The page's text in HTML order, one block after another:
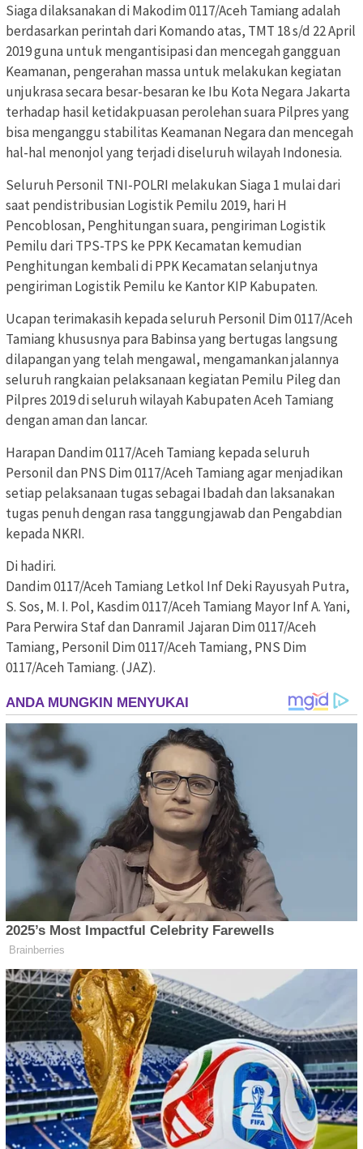
Siaga dilaksanakan di Makodim 0117/Aceh Tamiang adalah
berdasarkan perintah dari Komando atas, TMT 18 s/d 22 April
2019 guna untuk mengantisipasi dan mencegah gangguan
Keamanan, pengerahan massa untuk melakukan kegiatan
unjukrasa secara besar-besaran ke Ibu Kota Negara Jakarta
terhadap hasil ketidakpuasan perolehan suara Pilpres yang
bisa menganggu stabilitas Keamanan Negara dan mencegah
hal-hal menonjol yang terjadi diseluruh wilayah Indonesia.
Seluruh Personil TNI-POLRI melakukan Siaga 1 mulai dari
saat pendistribusian Logistik Pemilu 2019, hari H
Pencoblosan, Penghitungan suara, pengiriman Logistik
Pemilu dari TPS-TPS ke PPK Kecamatan kemudian
Penghitungan kembali di PPK Kecamatan selanjutnya
pengiriman Logistik Pemilu ke Kantor KIP Kabupaten.
Ucapan terimakasih kepada seluruh Personil Dim 0117/Aceh
Tamiang khususnya para Babinsa yang bertugas langsung
dilapangan yang telah mengawal, mengamankan jalannya
seluruh rangkaian pelaksanaan kegiatan Pemilu Pileg dan
Pilpres 2019 di seluruh wilayah Kabupaten Aceh Tamiang
dengan aman dan lancar.
Harapan Dandim 0117/Aceh Tamiang kepada seluruh
Personil dan PNS Dim 0117/Aceh Tamiang agar menjadikan
setiap pelaksanaan tugas sebagai Ibadah dan laksanakan
tugas penuh dengan rasa tanggungjawab dan Pengabdian
kepada NKRI.
Di hadiri.
Dandim 0117/Aceh Tamiang Letkol Inf Deki Rayusyah Putra,
S. Sos, M. I. Pol, Kasdim 0117/Aceh Tamiang Mayor Inf A. Yani,
Para Perwira Staf dan Danramil Jajaran Dim 0117/Aceh
Tamiang, Personil Dim 0117/Aceh Tamiang, PNS Dim
0117/Aceh Tamiang. (JAZ).